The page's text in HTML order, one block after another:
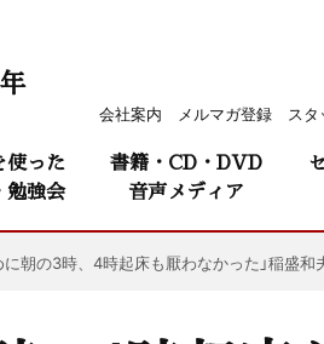
会社案内 メルマガ登録 ス
使った
勉強会
書籍・CD・DVD
音声メディア
に朝の3時、4時起床も厭わなかった」稲盛